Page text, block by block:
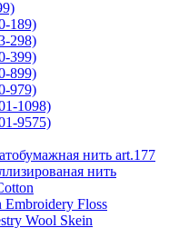
189)
298)
399)
899)
979)
1098)
9575)
нить art.177
нить
Floss
Wool Skein